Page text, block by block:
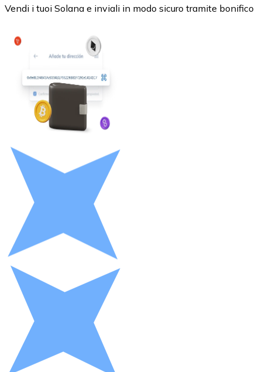
Litecoin
LTC
Buoni cripto
Vendi i tuoi Solana e inviali in modo sicuro tramite bonifico